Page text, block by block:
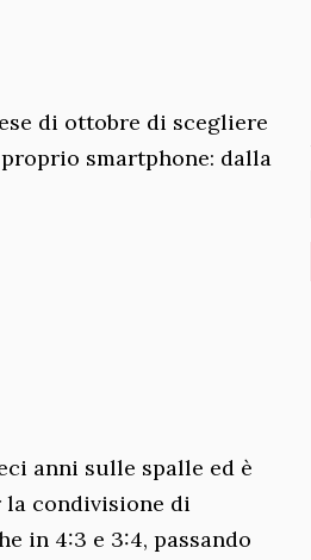
di ottobre di scegliere
smartphone: dalla
anni sulle spalle ed è
condivisione di
in 4:3 e 3:4, passando